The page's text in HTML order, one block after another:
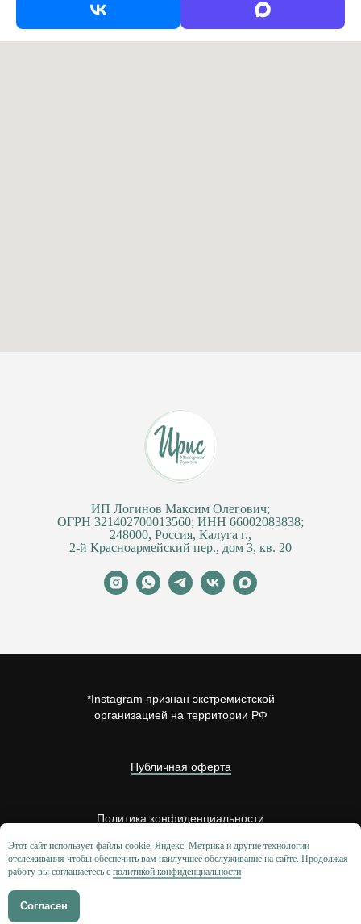
Этот сайт использует файлы cookie, Яндекс. Метрика и другие технологии
отслеживания чтобы обеспечить вам наилучшее обслуживание на сайте. Продолжая
работу вы соглашаетесь с политикой конфиденциальности
Согласен
ИП Логинов Максим Олегович;
ОГРН 321402700013560; ИНН 66002083838;
248000, Россия, Калуга г.,
2-й Красноармейский пер., дом 3, кв. 20
*Instagram признан экстремистской
организацией на территории РФ
Публичная оферта
Политика конфиденциальности
Обработка персональных данных